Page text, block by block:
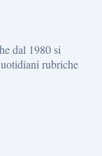
dal 1980 si
rubriche